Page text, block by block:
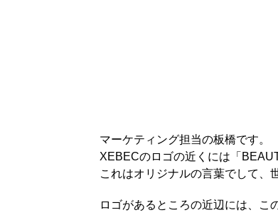
マーケティング担当の板橋です。
XEBECのロゴの近くには「
これはオリジナルの言葉でして、
ロゴがあるところの近辺には、こ